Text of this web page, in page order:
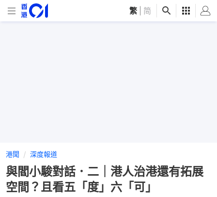
繁 简
港聞 深度報道
與閻小駿對話．二｜港人治港還有拓展
空間？且看五「度」六「可」